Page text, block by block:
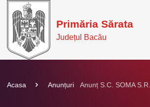
Primăria Sărata
Județul Bacău
Acasa Anunțuri Anunț S.C. SOMA